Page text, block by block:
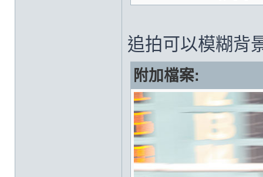
追拍可以模糊背
附加檔案: